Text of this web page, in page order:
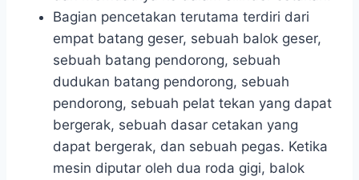
Bagian pencetakan terutama terdiri dari
empat batang geser, sebuah balok geser,
sebuah batang pendorong, sebuah
dudukan batang pendorong, sebuah
pendorong, sebuah pelat tekan yang dapat
bergerak, sebuah dasar cetakan yang
dapat bergerak, dan sebuah pegas. Ketika
mesin diputar oleh dua roda gigi, balok